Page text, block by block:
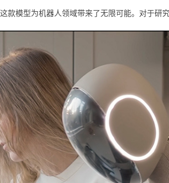
这款模型为机器人领域带来了无限可能。对于研